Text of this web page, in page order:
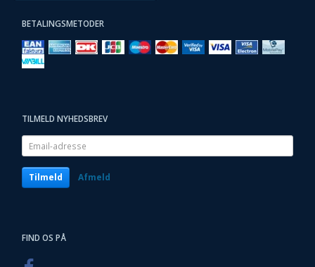
BETALINGSMETODER
TILMELD NYHEDSBREV
Email-
adresse
Tilmeld Afmeld
FIND OS PÅ